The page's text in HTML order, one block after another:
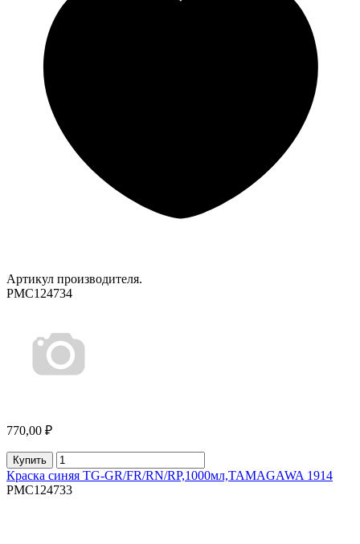
Артикул производителя.
PMC124734
770,00 ₽
Купить
Краска синяя TG-GR/FR/RN/RP,1000мл,TAMAGAWA 1914
PMC124733